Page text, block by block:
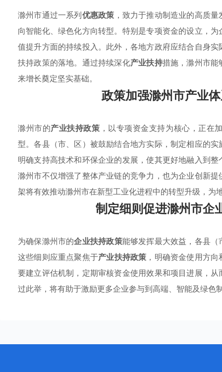
滁州市通过一系列优惠政策 ，致力于推动制造业的高质
向智能化、绿色化方向转型。特别是专项资金的设立，
值提升方面的持续投入。此外，各地方政府应结合自身
扶持政策的落地。通过持续深化产业扶持措施，滁州市能
来增长奠定坚实基础。
政策加强滁州市产业
滁州市的产业扶持政策 ，以专项资金支持为核心，正在
型。各县（市、区）被鼓励结合地方实际，制定相应的
明确支持高技术和环保企业的发展，使其更好地融入到
滁州市不仅增强了整体产业链的竞争力，也为企业创新
架将有效推动滁州市在新型工业化进程中的转型升级，为
制定细则促进滁州市企
为确保滁州市的企业扶持政策能够发挥最大效益，各县
这些细则应重点聚焦于产业扶持政策 ，明确资金使用方
要建立评估机制，定期审核资金使用效果和项目进展，
过此举，将有助于激励更多企业参与到高端、智能及绿